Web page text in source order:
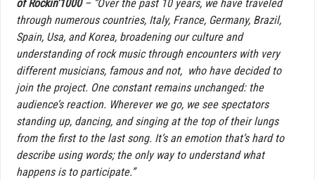
of Rockin’1000 – “Over the past 10 years, we have traveled
through numerous countries, Italy, France, Germany, Brazil,
Spain, Usa, and Korea, broadening our culture and
understanding of rock music through encounters with very
different musicians, famous and not, who have decided to
join the project. One constant remains unchanged: the
audience’s reaction. Wherever we go, we see spectators
standing up, dancing, and singing at the top of their lungs
from the first to the last song. It’s an emotion that’s hard to
describe using words; the only way to understand what
happens is to participate.”